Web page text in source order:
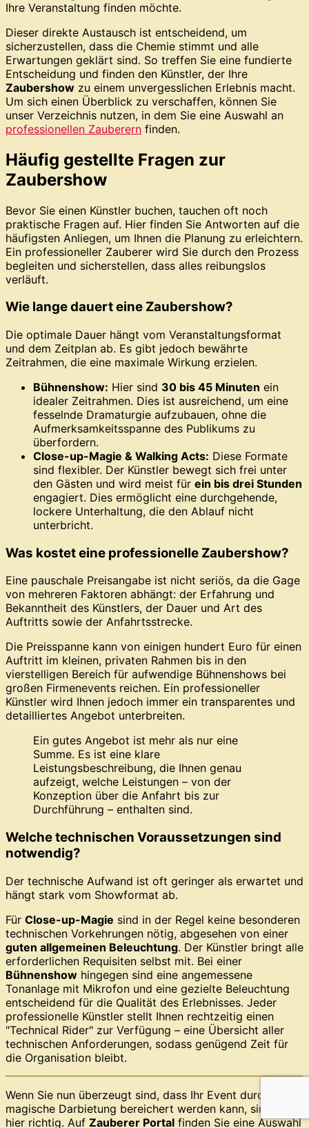
Ihre Veranstaltung finden möchte.
Dieser direkte Austausch ist entscheidend, um
sicherzustellen, dass die Chemie stimmt und alle
Erwartungen geklärt sind. So treffen Sie eine fundierte
Entscheidung und finden den Künstler, der Ihre
Zaubershow zu einem unvergesslichen Erlebnis macht.
Um sich einen Überblick zu verschaffen, können Sie
unser Verzeichnis nutzen, in dem Sie eine Auswahl an
professionellen Zauberern finden.
Häufig gestellte Fragen zur
Zaubershow
Bevor Sie einen Künstler buchen, tauchen oft noch
praktische Fragen auf. Hier finden Sie Antworten auf die
häufigsten Anliegen, um Ihnen die Planung zu erleichtern.
Ein professioneller Zauberer wird Sie durch den Prozess
begleiten und sicherstellen, dass alles reibungslos
verläuft.
Wie lange dauert eine Zaubershow?
Die optimale Dauer hängt vom Veranstaltungsformat
und dem Zeitplan ab. Es gibt jedoch bewährte
Zeitrahmen, die eine maximale Wirkung erzielen.
Bühnenshow: Hier sind 30 bis 45 Minuten ein
idealer Zeitrahmen. Dies ist ausreichend, um eine
fesselnde Dramaturgie aufzubauen, ohne die
Aufmerksamkeitsspanne des Publikums zu
überfordern.
Close-up-Magie & Walking Acts: Diese Formate
sind flexibler. Der Künstler bewegt sich frei unter
den Gästen und wird meist für ein bis drei Stunden
engagiert. Dies ermöglicht eine durchgehende,
lockere Unterhaltung, die den Ablauf nicht
unterbricht.
Was kostet eine professionelle Zaubershow?
Eine pauschale Preisangabe ist nicht seriös, da die Gage
von mehreren Faktoren abhängt: der Erfahrung und
Bekanntheit des Künstlers, der Dauer und Art des
Auftritts sowie der Anfahrtsstrecke.
Die Preisspanne kann von einigen hundert Euro für einen
Auftritt im kleinen, privaten Rahmen bis in den
vierstelligen Bereich für aufwendige Bühnenshows bei
großen Firmenevents reichen. Ein professioneller
Künstler wird Ihnen jedoch immer ein transparentes und
detailliertes Angebot unterbreiten.
Ein gutes Angebot ist mehr als nur eine
Summe. Es ist eine klare
Leistungsbeschreibung, die Ihnen genau
aufzeigt, welche Leistungen – von der
Konzeption über die Anfahrt bis zur
Durchführung – enthalten sind.
Welche technischen Voraussetzungen sind
notwendig?
Der technische Aufwand ist oft geringer als erwartet und
hängt stark vom Showformat ab.
Für Close-up-Magie sind in der Regel keine besonderen
technischen Vorkehrungen nötig, abgesehen von einer
guten allgemeinen Beleuchtung. Der Künstler bringt alle
erforderlichen Requisiten selbst mit. Bei einer
Bühnenshow hingegen sind eine angemessene
Tonanlage mit Mikrofon und eine gezielte Beleuchtung
entscheidend für die Qualität des Erlebnisses. Jeder
professionelle Künstler stellt Ihnen rechtzeitig einen
"Technical Rider" zur Verfügung – eine Übersicht aller
technischen Anforderungen, sodass genügend Zeit für
die Organisation bleibt.
Wenn Sie nun überzeugt sind, dass Ihr Event durch eine
magische Darbietung bereichert werden kann, sind Sie
hier richtig. Auf Zauberer Portal finden Sie eine Auswahl